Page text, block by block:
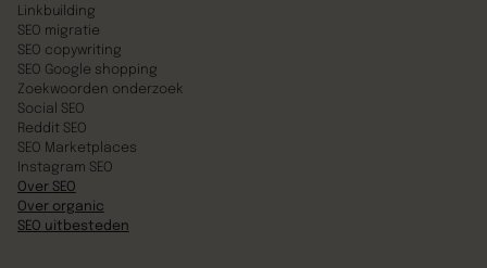
Linkbuilding
SEO migratie
SEO copywriting
SEO Google shopping
Zoekwoorden onderzoek
Social SEO
Reddit SEO
SEO Marketplaces
Instagram SEO
Over SEO
Over organic
SEO uitbesteden